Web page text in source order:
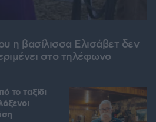
η βασίλισσα Ελισάβετ δεν
στο τηλέφωνο
το ταξίδι